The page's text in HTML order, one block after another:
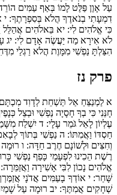
עַל אָוֶן פַּלֶּט לָמוֹ בְּאַף עַמִּים
דִמְעָתִי בְנֹאדֶךָ הֲלֹא בְּסִפְרָתֶךָ: י
כִּי אֱלֹהִים לִי: יא בֵּאלֹהִים אֲהַלֵּל
לֹא אִירָא מַה יַּעֲשֶׂה אָדָם לִי: יג
הִצַּלְתָּ נַפְשִׁי מִמָּוֶת הֲלֹא רַגְלַי
פרק נז
א לַמְנַצֵּחַ אַל תַּשְׁחֵת לְדָוִד
חָנֵּנִי כִּי בְךָ חָסָיָה נַפְשִׁי וּבְצֵל
עֶלְיוֹן לָאֵל גֹּמֵר עָלָי: ד יִשְׁלַח
חַסְדּוֹ וַאֲמִתּוֹ: ה נַפְשִׁי בְּתוֹךְ
וְחִצִּים וּלְשׁוֹנָם חֶרֶב חַדָּה: ו
רֶשֶׁת הֵכִינוּ לִפְעָמַי כָּפַף נַפְשִׁי
אֱלֹהִים נָכוֹן לִבִּי אָשִׁירָה וַאֲזַמֵּרָה:
שָּׁחַר: י אוֹדְךָ בָעַמִּים אֲדֹנָי
שְׁחָקִים אֲמִתֶּךָ: יב רוּמָה עַל